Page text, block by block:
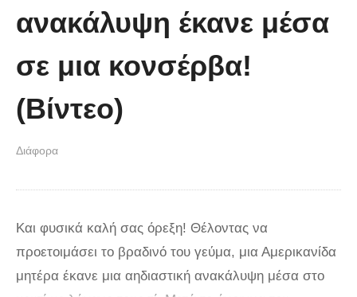
άτυχη μέρα στη δουλειά
ανακάλυψη έκανε μέσα
σε μια κονσέρβα!
(Βίντεο)
Διάφορα
Και φυσικά καλή σας όρεξη! Θέλοντας να
προετοιμάσει το βραδινό του γεύμα, μια Αμερικανίδα
μητέρα έκανε μια αηδιαστική ανακάλυψη μέσα στο